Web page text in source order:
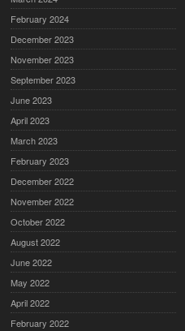
February 2024
December 2023
November 2023
September 2023
June 2023
April 2023
March 2023
February 2023
December 2022
November 2022
October 2022
August 2022
June 2022
May 2022
April 2022
February 2022